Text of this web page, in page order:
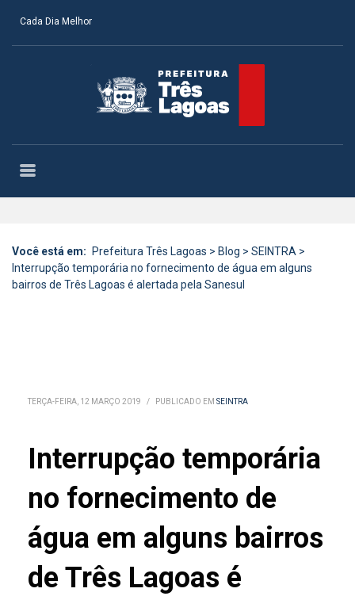
Cada Dia Melhor
Você está em: Prefeitura Três Lagoas > Blog > SEINTRA >
Interrupção temporária no fornecimento de água em alguns
bairros de Três Lagoas é alertada pela Sanesul
TERÇA-FEIRA, 12 MARÇO 2019 / PUBLICADO EM SEINTRA
Interrupção temporária
no fornecimento de
água em alguns bairros
de Três Lagoas é